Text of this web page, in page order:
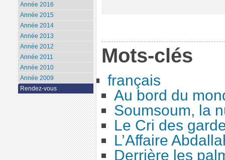
Mots-clés
français
Au bord du
Soumsoum, la
Le Cri des
L’Affaire
Derrière les
Année 2016
Année 2015
Année 2014
Année 2013
Année 2012
Année 2011
Année 2010
Année 2009
Rendez-vous